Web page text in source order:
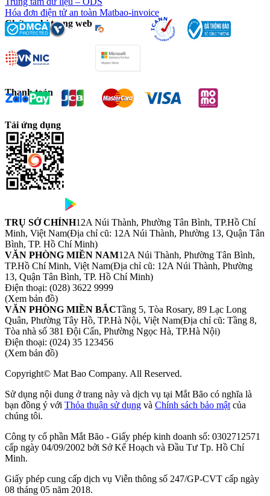
Hóa đơn điện tử an toàn Matbao-invoice
Chứng chỉ trang web
Thanh toán
Tải ứng dụng
TRỤ SỞ CHÍNH12A Núi Thành, Phường Tân Bình, TP.Hồ Chí
Minh, Việt Nam(Địa chỉ cũ: 12A Núi Thành, Phường 13, Quận Tân
Bình, TP. Hồ Chí Minh)
VĂN PHÒNG MIỀN NAM12A Núi Thành, Phường Tân Bình,
TP.Hồ Chí Minh, Việt Nam(Địa chỉ cũ: 12A Núi Thành, Phường
13, Quận Tân Bình, TP. Hồ Chí Minh)
Điện thoại: (028) 3622 9999
(Xem bản đồ)
VĂN PHÒNG MIỀN BẮCTầng 5, Tòa Rosary, 89 Lạc Long
Quân, Phường Tây Hồ, TP.Hà Nội, Việt Nam(Địa chỉ cũ: Tầng 8,
Tòa nhà số 381 Đội Cấn, Phường Ngọc Hà, TP.Hà Nội)
Điện thoại: (024) 35 123456
(Xem bản đồ)
Copyright© Mat Bao Company. All Reserved.
Sử dụng nội dung ở trang này và dịch vụ tại Mắt Bão có nghĩa là
bạn đồng ý với Thỏa thuận sử dụng và Chính sách bảo mậtcủa
chúng tôi.
Công ty cổ phần Mắt Bão - Giấy phép kinh doanh số: 0302712571
cấp ngày 04/09/2002 bởi Sở Kế Hoạch và Đầu Tư Tp. Hồ Chí
Minh.
Giấy phép cung cấp dịch vụ Viễn thông số 247/GP-CVT cấp ngày
08 tháng 05 năm 2018.